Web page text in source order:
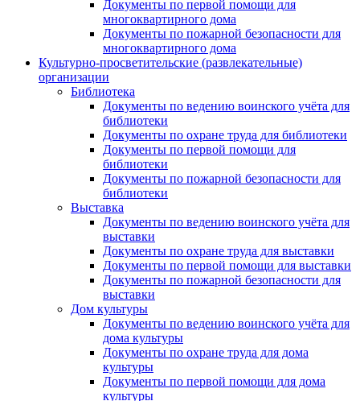
Документы по первой помощи для
многоквартирного дома
Документы по пожарной безопасности для
многоквартирного дома
Культурно-просветительские (развлекательные)
организации
Библиотека
Документы по ведению воинского учёта для
библиотеки
Документы по охране труда для библиотеки
Документы по первой помощи для
библиотеки
Документы по пожарной безопасности для
библиотеки
Выставка
Документы по ведению воинского учёта для
выставки
Документы по охране труда для выставки
Документы по первой помощи для выставки
Документы по пожарной безопасности для
выставки
Дом культуры
Документы по ведению воинского учёта для
дома культуры
Документы по охране труда для дома
культуры
Документы по первой помощи для дома
культуры